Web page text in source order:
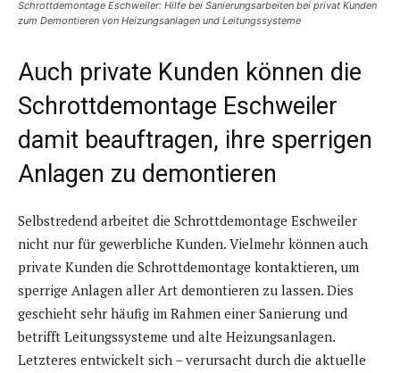
Schrottdemontage Eschweiler: Hilfe bei Sanierungsarbeiten bei privat Kunden
zum Demontieren von Heizungsanlagen und Leitungssysteme
Auch private Kunden können die
Schrottdemontage Eschweiler
damit beauftragen, ihre sperrigen
Anlagen zu demontieren
Selbstredend arbeitet die Schrottdemontage Eschweiler
nicht nur für gewerbliche Kunden. Vielmehr können auch
private Kunden die Schrottdemontage kontaktieren, um
sperrige Anlagen aller Art demontieren zu lassen. Dies
geschieht sehr häufig im Rahmen einer Sanierung und
betrifft Leitungssysteme und alte Heizungsanlagen.
Letzteres entwickelt sich – verursacht durch die aktuelle